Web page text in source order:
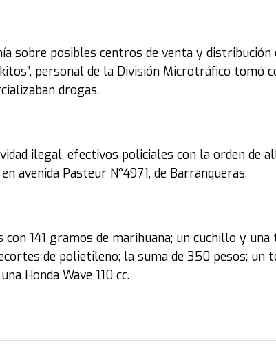
sobre posibles centros de venta y distribución
personal de la División Microtráfico tomó
drogas.
ilegal, efectivos policiales con la orden de
avenida Pasteur N°4971, de Barranqueras.
141 gramos de marihuana; un cuchillo y una
de polietileno; la suma de 350 pesos; un
Honda Wave 110 cc.